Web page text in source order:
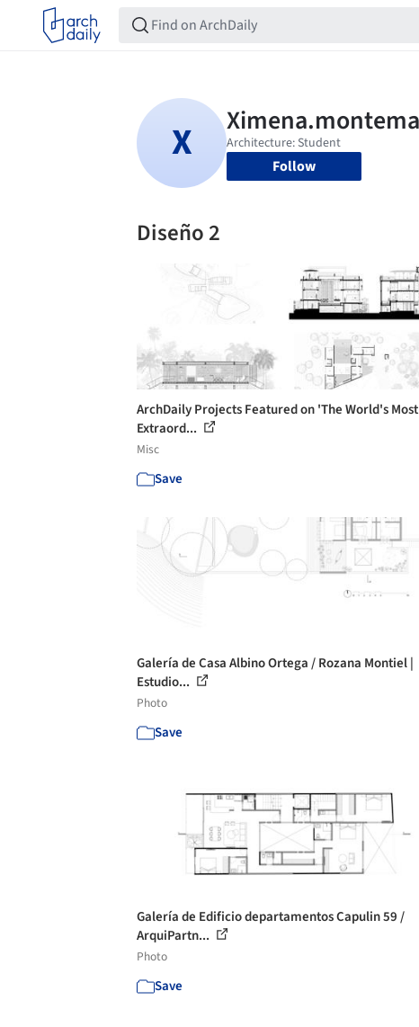
Follow
Diseño 2
ArchDaily Projects Featured on 'The World's Most
Extraord...
Misc
Save
Galería de Casa Albino Ortega / Rozana Montiel |
Estudio...
Photo
Save
Galería de Edificio departamentos Capulin 59 /
ArquiPartn...
Photo
Save